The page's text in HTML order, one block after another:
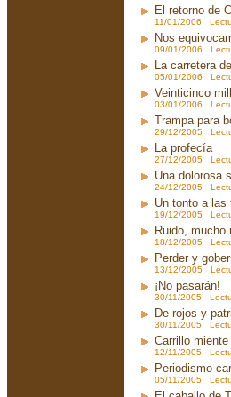
El retorno de
11/01/2006
Nos
09/01/2006
La carretera
05/01/2006
Veinticinco
03/01/2006
Trampa para
29/12/2005
La profecía
27/12/2005
Una dolorosa
24/12/2005
Un tonto a las
19/12/2005
Ruido, mucho
18/12/2005
Perder y
13/12/2005
¡No pasarán!
30/11/2005
De rojos y
30/11/2005
Carrillo miente
12/11/2005
Periodismo
05/11/2005